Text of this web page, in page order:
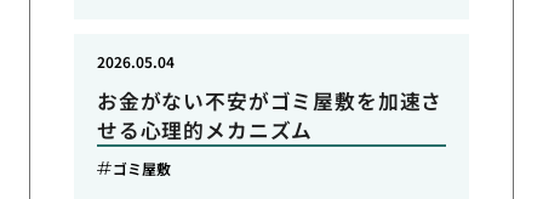
お金がない不安がゴミ屋敷を加速さ
せる心理的メカニズム
2026.05.04
ゴミ屋敷